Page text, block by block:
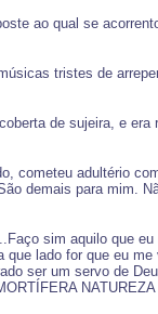
ao qual se
tristes de
de sujeira, e
cometeu adultério
demais para mim.
sim aquilo que
lado for que eu
ser um servo de